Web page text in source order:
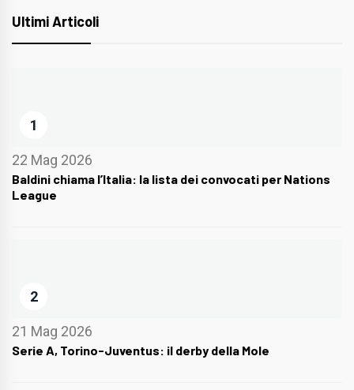
Ultimi Articoli
1
22 Mag 2026
Baldini chiama l’Italia: la lista dei convocati per Nations
League
2
21 Mag 2026
Serie A, Torino-Juventus: il derby della Mole